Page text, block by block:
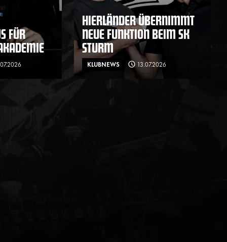
FÜR
HIERLÄNDER ÜBERNIMMT
NEUE FUNKTION BEIM SK
STURM
KLUBNEWS 13.07.2026